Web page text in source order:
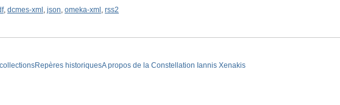
, dcmes-xml , json, omeka-xml , rss2
Repères historiquesA propos de la Constellation Iannis Xenakis